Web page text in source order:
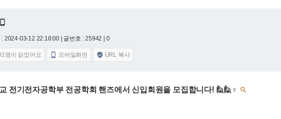

: 2024-03-12 22:18:00 | 글번호 : 25942 | 0
명이 읽었어요  모바일화면  URL 복사
전기전자공학부 전공학회 핸즈에서 신입회원을 모집합니다! 🙋🙋♀️ 